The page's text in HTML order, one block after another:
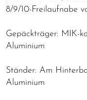
8/9/10-Freilaufnabe
Gepäckträger: MIK-
Aluminium
Ständer: Am
Aluminium